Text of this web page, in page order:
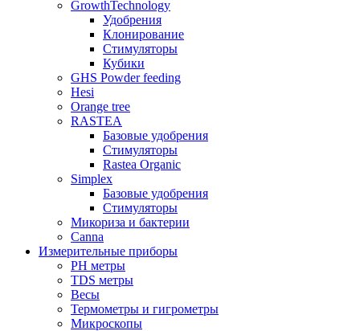
GrowthTechnology
Удобрения
Клонирование
Стимуляторы
Кубики
GHS Powder feeding
Hesi
Orange tree
RASTEA
Базовые удобрения
Стимуляторы
Rastea Organic
Simplex
Базовые удобрения
Стимуляторы
Микориза и бактерии
Canna
Измерительные приборы
PH метры
TDS метры
Весы
Термометры и гигрометры
Микроскопы